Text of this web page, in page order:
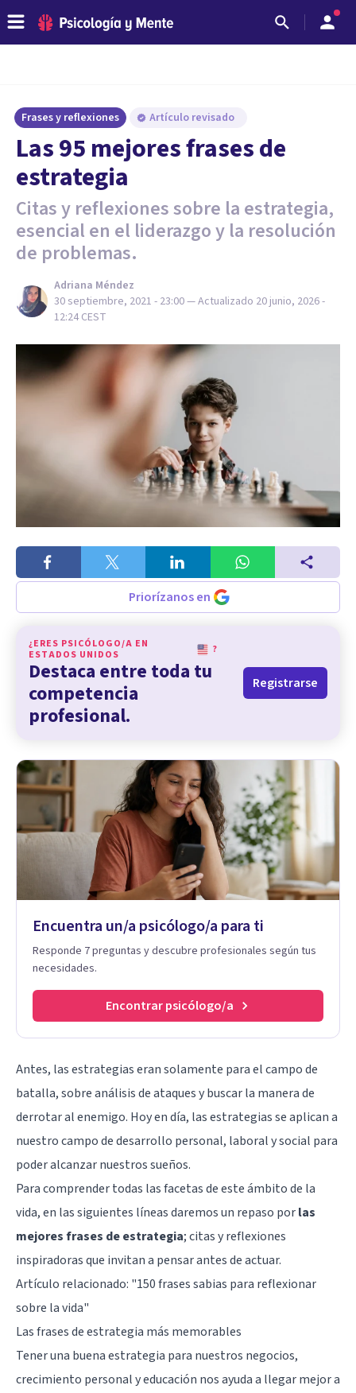
Frases y reflexiones Artículo revisado
Las 95 mejores frases de
estrategia
Citas y reflexiones sobre la estrategia,
esencial en el liderazgo y la resolución
de problemas.
Adriana Méndez
30 septiembre, 2021 - 23:00— Actualizado 20 junio, 2026 -
12:24 CEST
Priorízanos en
¿ERES PSICÓLOGO/A EN
ESTADOS UNIDOS
?
Destaca entre toda tu
competencia
profesional.
Registrarse
Encuentra un/a psicólogo/a para ti
Responde 7 preguntas y descubre profesionales según tus
necesidades.
Encontrar psicólogo/a
Antes, las estrategias eran solamente para el campo de
batalla, sobre análisis de ataques y buscar la manera de
derrotar al enemigo. Hoy en día, las estrategias se aplican a
nuestro campo de desarrollo personal, laboral y social para
poder alcanzar nuestros sueños.
Para comprender todas las facetas de este ámbito de la
vida, en las siguientes líneas daremos un repaso porlas
mejores frases de estrategia; citas y reflexiones
inspiradoras que invitan a pensar antes de actuar.
Artículo relacionado: "150 frases sabias para reflexionar
sobre la vida"
Las frases de estrategia más memorables
Tener una buena estrategia para nuestros negocios,
crecimiento personal y educación nos ayuda a llegar mejor a